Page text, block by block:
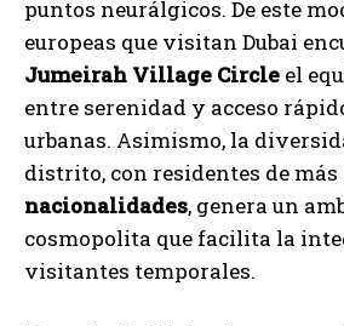
puntos neurálgicos. De este
europeas que visitan Dubai
Jumeirah Village Circle el
entre serenidad y acceso
urbanas. Asimismo, la
distrito, con residentes de más
nacionalidades, genera un
cosmopolita que facilita la
visitantes temporales.